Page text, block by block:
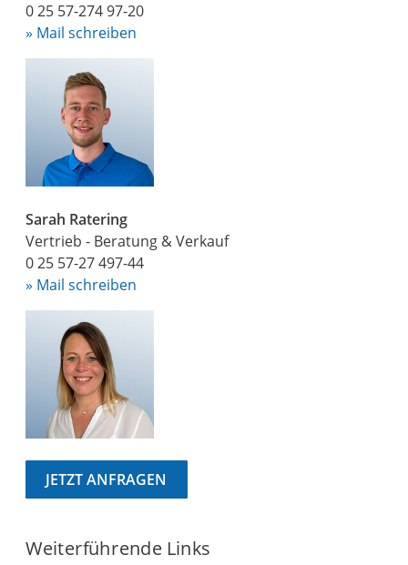
0 25 57-274 97-20
» Mail schreiben
Sarah Ratering
Vertrieb - Beratung & Verkauf
0 25 57-27 497-44
» Mail schreiben
JETZT ANFRAGEN
Weiterführende Links